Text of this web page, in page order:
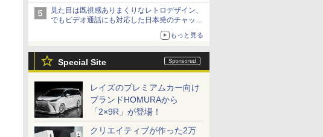
見た目は既視感ありまくりなレトロデザイン、
でもビデオ通話にも対応した日本発のチャット
もっと見る
Special Site
レイズのプレミアムカー向け
ブランドHOMURAから
「2×9R」が登場！
クリエイティブが作った2万